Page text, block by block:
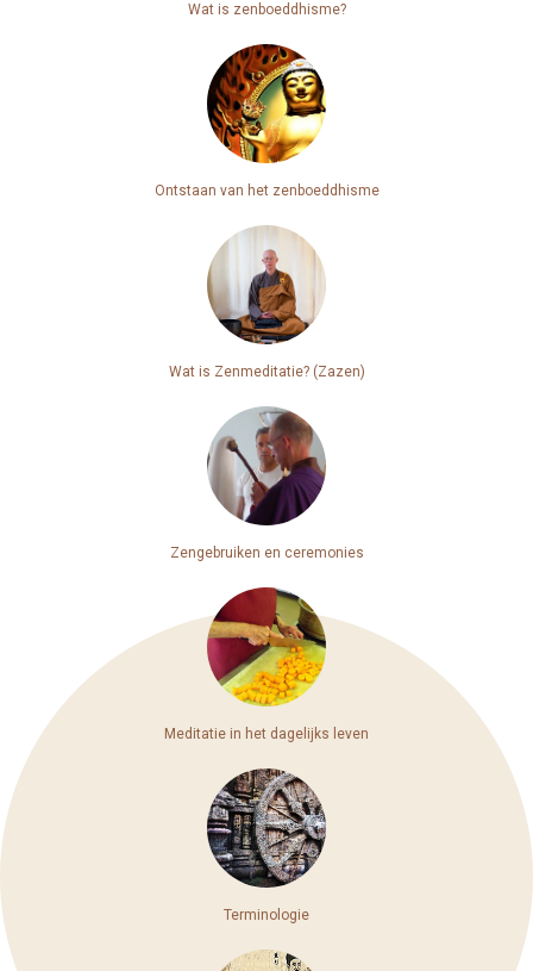
Wat is zenboeddhisme?
Ontstaan van het zenboeddhisme
Wat is Zenmeditatie? (Zazen)
Zengebruiken en ceremonies
Meditatie in het dagelijks leven
Terminologie